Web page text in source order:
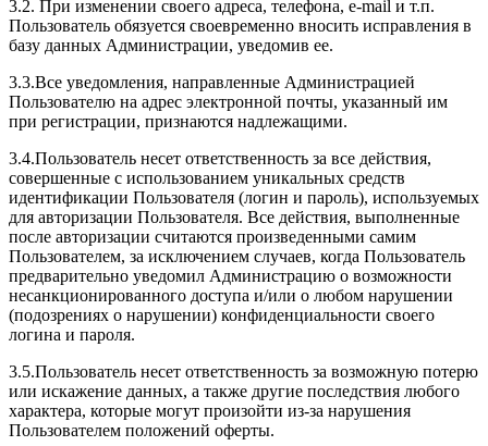
3.2. При изменении своего адреса, телефона, e-mail и т.п.
Пользователь обязуется своевременно вносить исправления в
базу данных Администрации, уведомив ее.
3.3.Все уведомления, направленные Администрацией
Пользователю на адрес электронной почты, указанный им
при регистрации, признаются надлежащими.
3.4.Пользователь несет ответственность за все действия,
совершенные с использованием уникальных средств
идентификации Пользователя (логин и пароль), используемых
для авторизации Пользователя. Все действия, выполненные
после авторизации считаются произведенными самим
Пользователем, за исключением случаев, когда Пользователь
предварительно уведомил Администрацию о возможности
несанкционированного доступа и/или о любом нарушении
(подозрениях о нарушении) конфиденциальности своего
логина и пароля.
3.5.Пользователь несет ответственность за возможную потерю
или искажение данных, а также другие последствия любого
характера, которые могут произойти из-за нарушения
Пользователем положений оферты.